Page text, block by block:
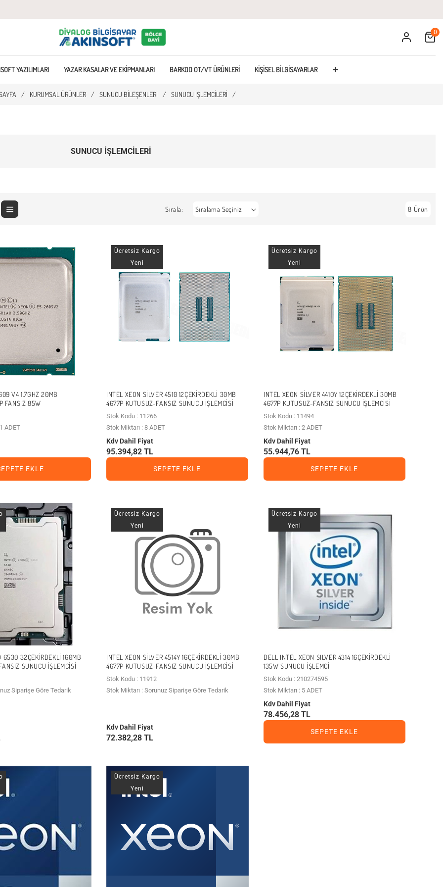
YAZILIMLARI YAZAR KASALAR VE EKIPMANLARI BARKOD OT/VT ÜRÜNLERI KIŞISEL BILGISAYARLAR
Cart
0
/ KURUMSAL ÜRÜNLER / SUNUCU BILEŞENLERI / SUNUCU İŞLEMCILERI /
SUNUCU İŞLEMCILERI
Sırala: 8 Ürün
V4 1.7GHZ 20MB
FANSIZ 85W
ADET
EKLE
Ücretsiz Kargo
Yeni
INTEL XEON SILVER 4510 12ÇEKIRDEKLI 30MB
4677P KUTUSUZ-FANSIZ SUNUCU İŞLEMCISI
Stok Kodu : 11266
Stok Miktarı : 8 ADET
Kdv Dahil Fiyat
95.394,82 TL
SEPETE EKLE
Ücretsiz Kargo
Yeni
INTEL XEON SILVER 4410Y 12ÇEKIRDEKLI 30MB
4677P KUTUSUZ-FANSIZ SUNUCU İŞLEMCISI
Stok Kodu : 11494
Stok Miktarı : 2 ADET
Kdv Dahil Fiyat
55.944,76 TL
SEPETE EKLE
6530 32ÇEKIRDEKLI 160MB
SUNUCU İŞLEMCISI
Siparişe Göre Tedarik
Ücretsiz Kargo
Yeni
INTEL XEON SILVER 4514Y 16ÇEKIRDEKLI 30MB
4677P KUTUSUZ-FANSIZ SUNUCU İŞLEMCISI
Stok Kodu : 11912
Stok Miktarı : Sorunuz Siparişe Göre Tedarik
Kdv Dahil Fiyat
72.382,28 TL
Ücretsiz Kargo
Yeni
DELL INTEL XEON SILVER 4314 16ÇEKIRDEKLI
135W SUNUCU İŞLEMCI
Stok Kodu : 210274595
Stok Miktarı : 5 ADET
Kdv Dahil Fiyat
78.456,28 TL
SEPETE EKLE
Ücretsiz Kargo
Yeni